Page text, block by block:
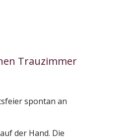
Trauzimmer
spontan an
der Hand. Die